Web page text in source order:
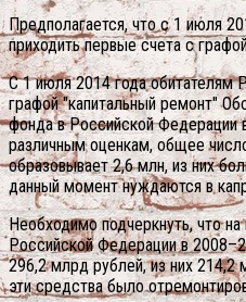
Предполагается, что с 1 июля
приходить первые счета с
С 1 июля 2014 года обитателям
графой "капитальный ремонт"
фонда в Российской Федерации
различным оценкам, общее
образовывает 2,6 млн, из них
данный момент нуждаются в
Необходимо подчеркнуть, что
Российской Федерации в
296,2 млрд рублей, из них
эти средства было